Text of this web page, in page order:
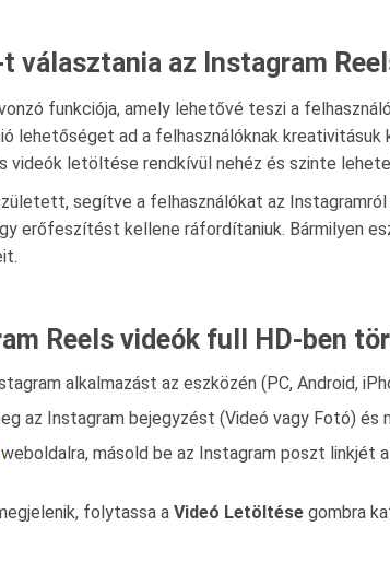
választania az Instagram
funkciója, amely lehetővé teszi a
lehetőséget ad a felhasználóknak
videók letöltése rendkívül nehéz és szinte
segítve a felhasználókat az
erőfeszítést kellene ráfordítaniuk. Bármilyen
Reels videók full HD-ben
alkalmazást az eszközén (PC, Android,
az Instagram bejegyzést (Videó vagy Fotó) és
weboldalra, másold be az Instagram poszt linkjét
folytassa a Videó Letöltése gombra